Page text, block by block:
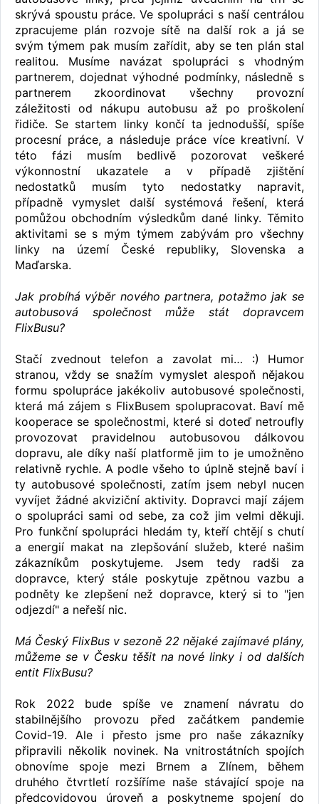
skrývá spoustu práce. Ve spolupráci s naší centrálou
zpracujeme plán rozvoje sítě na další rok a já se
svým týmem pak musím zařídit, aby se ten plán stal
realitou. Musíme navázat spolupráci s vhodným
partnerem, dojednat výhodné podmínky, následně s
partnerem zkoordinovat všechny provozní
záležitosti od nákupu autobusu až po proškolení
řidiče. Se startem linky končí ta jednodušší, spíše
procesní práce, a následuje práce více kreativní. V
této fázi musím bedlivě pozorovat veškeré
výkonnostní ukazatele a v případě zjištění
nedostatků musím tyto nedostatky napravit,
případně vymyslet další systémová řešení, která
pomůžou obchodním výsledkům dané linky. Těmito
aktivitami se s mým týmem zabývám pro všechny
linky na území České republiky, Slovenska a
Maďarska.
Jak probíhá výběr nového partnera, potažmo jak se
autobusová společnost může stát dopravcem
FlixBusu?
Stačí zvednout telefon a zavolat mi… :) Humor
stranou, vždy se snažím vymyslet alespoň nějakou
formu spolupráce jakékoliv autobusové společnosti,
která má zájem s FlixBusem spolupracovat. Baví mě
kooperace se společnostmi, které si doteď netroufly
provozovat pravidelnou autobusovou dálkovou
dopravu, ale díky naší platformě jim to je umožněno
relativně rychle. A podle všeho to úplně stejně baví i
ty autobusové společnosti, zatím jsem nebyl nucen
vyvíjet žádné akviziční aktivity. Dopravci mají zájem
o spolupráci sami od sebe, za což jim velmi děkuji.
Pro funkční spolupráci hledám ty, kteří chtějí s chutí
a energií makat na zlepšování služeb, které našim
zákazníkům poskytujeme. Jsem tedy radši za
dopravce, který stále poskytuje zpětnou vazbu a
podněty ke zlepšení než dopravce, který si to "jen
odjezdí" a neřeší nic.
Má Český FlixBus v sezoně 22 nějaké zajímavé plány,
můžeme se v Česku těšit na nové linky i od dalších
entit FlixBusu?
Rok 2022 bude spíše ve znamení návratu do
stabilnějšího provozu před začátkem pandemie
Covid-19. Ale i přesto jsme pro naše zákazníky
připravili několik novinek. Na vnitrostátních spojích
obnovíme spoje mezi Brnem a Zlínem, během
druhého čtvrtletí rozšíříme naše stávající spoje na
předcovidovou úroveň a poskytneme spojení do